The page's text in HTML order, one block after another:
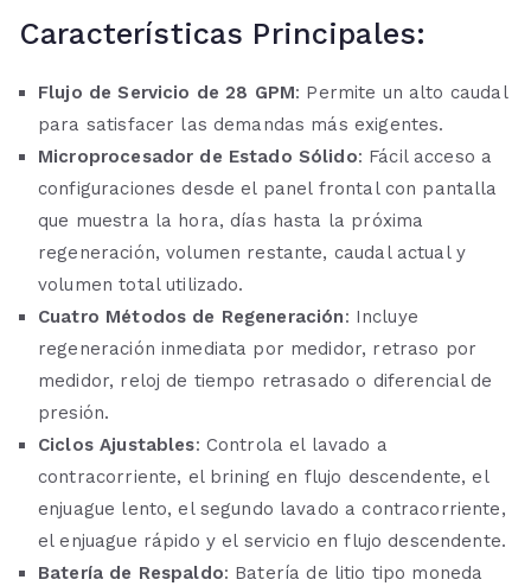
Características Principales:
Flujo de Servicio de 28 GPM: Permite un alto caudal
para satisfacer las demandas más exigentes.
Microprocesador de Estado Sólido: Fácil acceso a
configuraciones desde el panel frontal con pantalla
que muestra la hora, días hasta la próxima
regeneración, volumen restante, caudal actual y
volumen total utilizado.
Cuatro Métodos de Regeneración: Incluye
regeneración inmediata por medidor, retraso por
medidor, reloj de tiempo retrasado o diferencial de
presión.
Ciclos Ajustables: Controla el lavado a
contracorriente, el brining en flujo descendente, el
enjuague lento, el segundo lavado a contracorriente,
el enjuague rápido y el servicio en flujo descendente.
Batería de Respaldo: Batería de litio tipo moneda